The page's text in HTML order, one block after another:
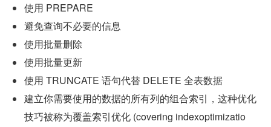
使用 PREPARE
避免查询不必要的信息
使用批量删除
使用批量更新
使用 TRUNCATE 语句代替 DELETE 全表数据
建立你需要使用的数据的所有列的组合索引，这种优化
技巧被称为覆盖索引优化 (covering indexoptimizatio